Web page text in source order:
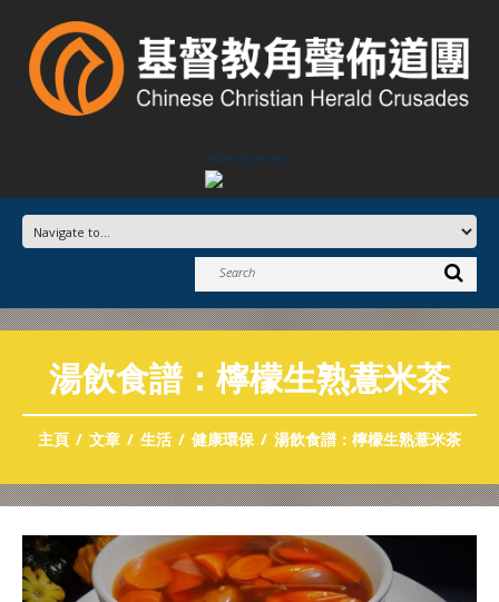
Advertisement
湯飲食譜：檸檬生熟薏米茶
主頁 文章 生活 健康環保 湯飲食譜：檸檬生熟薏米茶